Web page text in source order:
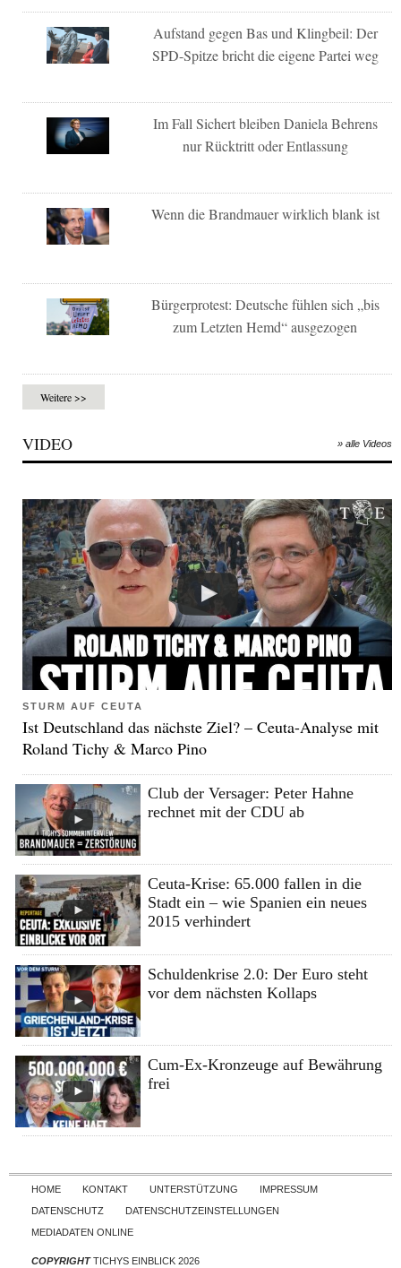
Aufstand gegen Bas und Klingbeil: Der
SPD-Spitze bricht die eigene Partei weg
Im Fall Sichert bleiben Daniela Behrens
nur Rücktritt oder Entlassung
Wenn die Brandmauer wirklich blank ist
Bürgerprotest: Deutsche fühlen sich „bis
zum Letzten Hemd“ ausgezogen
Weitere >>
VIDEO » alle Videos
STURM AUF CEUTA
Ist Deutschland das nächste Ziel? – Ceuta-Analyse mit
Roland Tichy & Marco Pino
Club der Versager: Peter Hahne
rechnet mit der CDU ab
Ceuta-Krise: 65.000 fallen in die
Stadt ein – wie Spanien ein neues
2015 verhindert
Schuldenkrise 2.0: Der Euro steht
vor dem nächsten Kollaps
Cum-Ex-Kronzeuge auf Bewährung
frei
Skip to content
HOME KONTAKT UNTERSTÜTZUNG
IMPRESSUM
DATENSCHUTZ
DATENSCHUTZEINSTELLUNGEN
MEDIADATEN ONLINE
COPYRIGHTTICHYS EINBLICK 2026